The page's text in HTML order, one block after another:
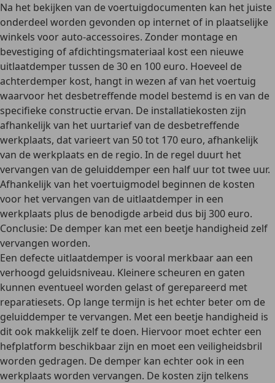
Na het bekijken van de voertuigdocumenten kan het juiste
onderdeel worden gevonden op internet of in plaatselijke
winkels voor auto-accessoires. Zonder montage en
bevestiging of afdichtingsmateriaal kost een nieuwe
uitlaatdemper tussen de 30 en 100 euro. Hoeveel de
achterdemper kost, hangt in wezen af van het voertuig
waarvoor het desbetreffende model bestemd is en van de
specifieke constructie ervan. De installatiekosten zijn
afhankelijk van het uurtarief van de desbetreffende
werkplaats, dat varieert van 50 tot 170 euro, afhankelijk
van de werkplaats en de regio. In de regel duurt het
vervangen van de geluiddemper een half uur tot twee uur.
Afhankelijk van het voertuigmodel beginnen de kosten
voor het vervangen van de uitlaatdemper in een
werkplaats plus de benodigde arbeid dus bij 300 euro.
Conclusie: De demper kan met een beetje handigheid zelf
vervangen worden.
Een defecte uitlaatdemper is vooral merkbaar aan een
verhoogd geluidsniveau. Kleinere scheuren en gaten
kunnen eventueel worden gelast of gerepareerd met
reparatiesets. Op lange termijn is het echter beter om de
geluiddemper te vervangen. Met een beetje handigheid is
dit ook makkelijk zelf te doen. Hiervoor moet echter een
hefplatform beschikbaar zijn en moet een veiligheidsbril
worden gedragen. De demper kan echter ook in een
werkplaats worden vervangen. De kosten zijn telkens